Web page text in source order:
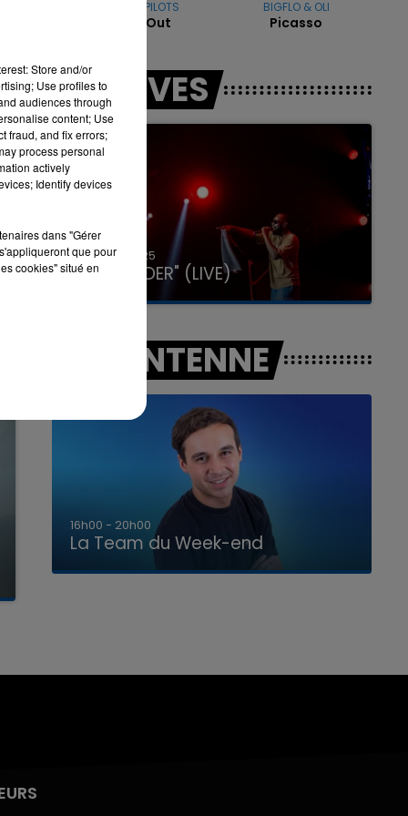
LA TEAM DU WEEK-END
TWENTY ONE PILOTS
Stressed Out
BIGFLO & OLI
Picasso
LES LIVES
31 janvier 2025
GIMS "SPIDER" (LIVE)
A L'ANTENNE
7h00 - 12h00
La Team du Week-end
Store and/or
Use profiles to
audiences through
content; Use
fraud, and fix errors;
process personal
actively
Identify devices
dans "Gérer
que pour
cookies" situé en